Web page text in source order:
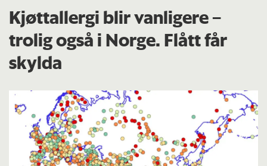
Kjøttallergi blir vanligere –
trolig også i Norge. Flått får
skylda